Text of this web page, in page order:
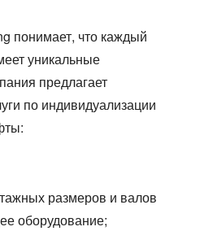
понимает, что каждый
уникальные
предлагает
по индивидуализации
размеров и валов
оборудование;